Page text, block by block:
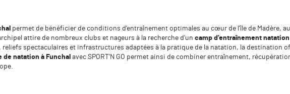
permet de bénéficier de conditions d’entraînement optimales au cœur de l’île de Madère,
attire de nombreux clubs et nageurs à la recherche d’un camp d’entraînement natation
reliefs spectaculaires et infrastructures adaptées à la pratique de la natation, la destination
de natation à Funchal avec SPORT’N GO permet ainsi de combiner entraînement,